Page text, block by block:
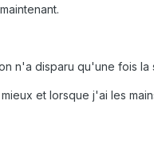
n'a disparu qu'une fois la
et lorsque j'ai les